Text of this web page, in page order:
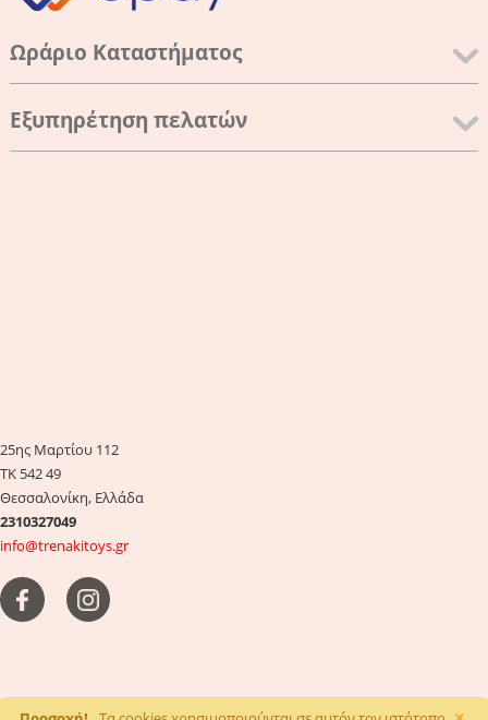
Ωράριο Καταστήματος
Εξυπηρέτηση πελατών
25ης Μαρτίου 112
ΤΚ 542 49
Θεσσαλονίκη, Ελλάδα
2310327049
info@trenakitoys.gr